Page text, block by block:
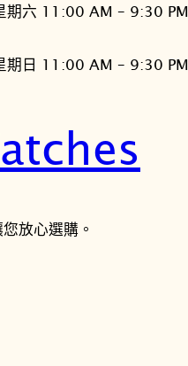
期六 11:00 AM – 9:30 PM
期日 11:00 AM – 9:30 PM
放心選購。